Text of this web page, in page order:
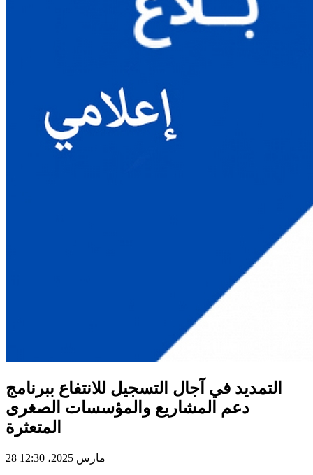
التمديد في آجال التسجيل للانتفاع ببرنامج
دعم المشاريع والمؤسسات الصغرى
المتعثرة
28 مارس 2025، 12:30